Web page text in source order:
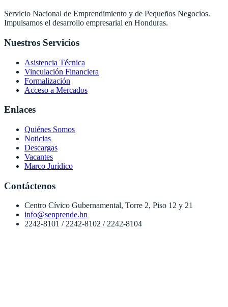
Servicio Nacional de Emprendimiento y de Pequeños Negocios.
Impulsamos el desarrollo empresarial en Honduras.
Nuestros Servicios
Asistencia Técnica
Vinculación Financiera
Formalización
Acceso a Mercados
Enlaces
Quiénes Somos
Noticias
Descargas
Vacantes
Marco Jurídico
Contáctenos
Centro Cívico Gubernamental, Torre 2, Piso 12 y 21
info@senprende.hn
2242-8101 / 2242-8102 / 2242-8104